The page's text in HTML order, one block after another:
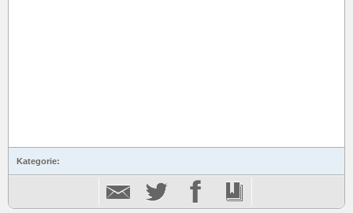
Kategorie: